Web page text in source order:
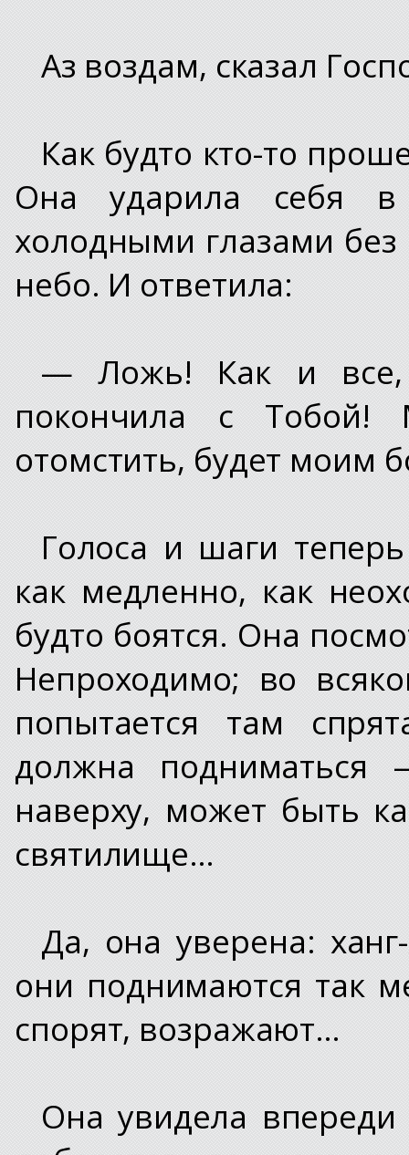
Аз воздам, сказал
Как будто кто-то
Она ударила себя в
холодными глазами без
небо. И ответила:
— Ложь! Как и
покончила с
отомстить, будет моим
Голоса и шаги
как медленно, как
будто боятся. Она
Непроходимо; во
попытается там
должна
наверху, может быть
святилище…
Да, она уверена:
они поднимаются так
спорят, возражают…
Она увидела